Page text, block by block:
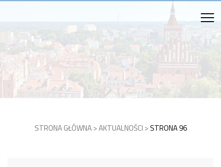
STRONA GŁÓWNA>AKTUALNOŚCI >STRONA 96